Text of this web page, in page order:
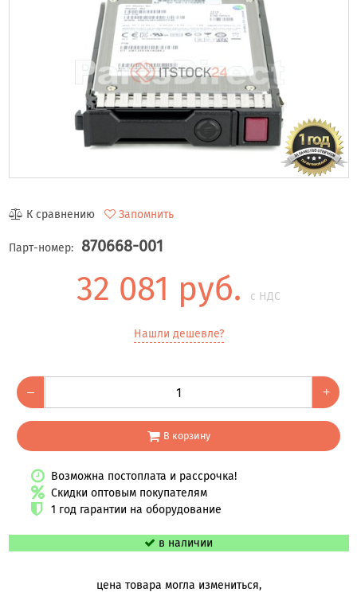
К сравнению Запомнить
Парт-номер: 870668-001
32 081 руб. с НДС
Нашли дешевле?
– +
В корзину
Возможна постоплата и рассрочка!
Скидки оптовым покупателям
1 год гарантии на оборудование
в наличии
цена товара могла измениться,